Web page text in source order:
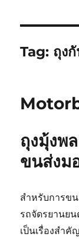
Tag: ถุง
ถุงมุ้งพ
ขนส่งม
สำหรับการข
รถจัดรยานย
เป็นเรื่องสำคั